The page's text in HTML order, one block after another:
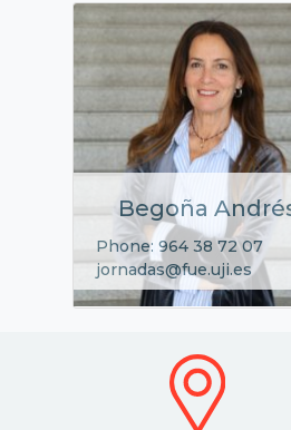
Begoña
Phone: 964 38 72 07
jornadas@fue.uji.es